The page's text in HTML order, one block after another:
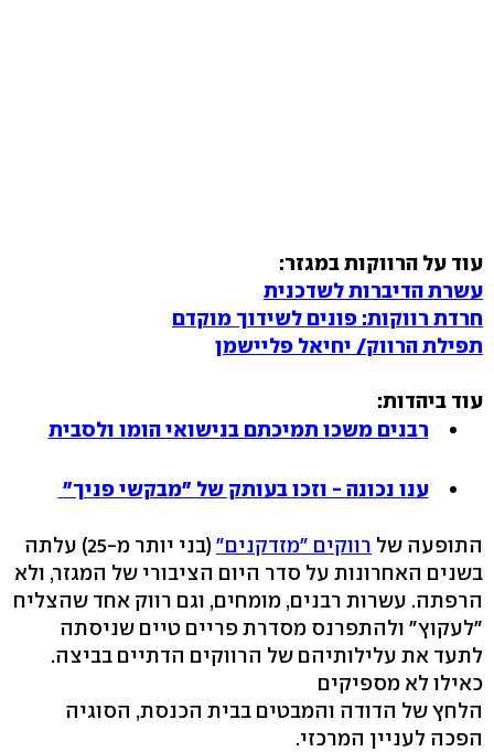
עוד על הרווקות במגזר:
עשרת הדיברות לשדכנית
חרדת רווקות: פונים לשידוך מוקדם
תפילת הרווק/ יחיאל פליישמן
עוד ביהדות:
רבנים משכו תמיכתם בנישואי הומו ולסבית
ענו נכונה - וזכו בעותק של "מבקשי פניך"
התופעה של רווקים "מזדקנים"
(בני יותר מ-25) עלתה
בשנים האחרונות על סדר היום הציבורי של המגזר, ולא
הרפתה. עשרות רבנים, מומחים, וגם רווק אחד שהצליח
"לעקוץ" ולהתפרנס מסדרת פריים טיים שניסתה
לתעד את עלילותיהם של הרווקים הדתיים בביצה.
כאילו לא מספיקים
הלחץ של הדודה והמבטים בבית הכנסת, הסוגיה
הפכה לעניין המרכזי.